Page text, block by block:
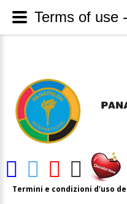
Termini e condizioni d'uso